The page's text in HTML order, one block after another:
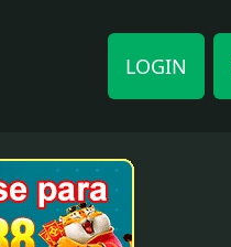
LOGIN